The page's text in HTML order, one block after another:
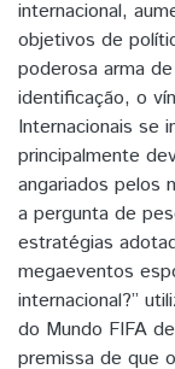
internacional,
objetivos de
poderosa arma
identificação, o
Internacionais se
principalmente
angariados pelos
a pergunta de
estratégias
megaeventos
internacional?”
do Mundo FIFA
premissa de que